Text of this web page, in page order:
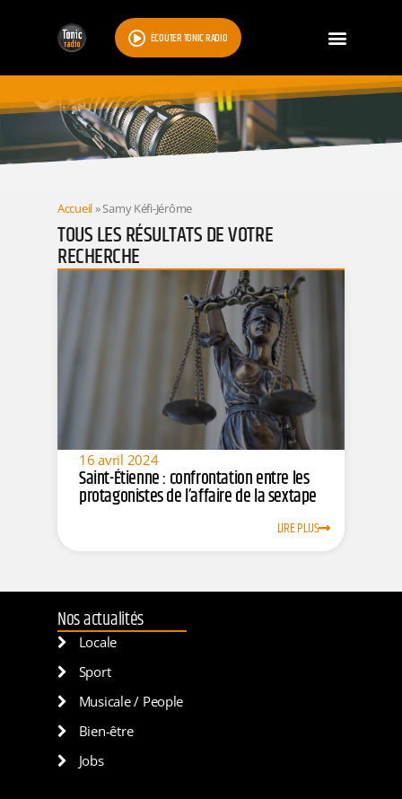
ÉCOUTER TONIC RADIO
RESULTATS
Accueil»Samy Kéfi-Jérôme
TOUS LES RÉSULTATS DE VOTRE
RECHERCHE
16 avril 2024
Saint-Étienne : confrontation entre les
protagonistes de l’affaire de la sextape
LIRE PLUS
Nos actualités
Locale
Sport
Musicale / People
Bien-être
Jobs